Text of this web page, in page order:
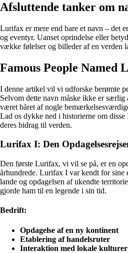
Afsluttende tanker om
Lurifax er mere end bare et navn – det
og eventyr. Uanset oprindelse eller
vække følelser og billeder af en verden
Famous People Named
I denne artikel vil vi udforske berømte
Selvom dette navn måske ikke er
været båret af nogle
Lad os dykke ned i historierne om
deres bidrag til verden.
Lurifax I: Den
Den første Lurifax, vi vil se på, er en
århundrede. Lurifax I var kendt for sine
lande og opdagelsen af ukendte
gjorde ham til en legende i sin tid.
Bedrift:
Opdagelse af en ny kontinent
Etablering af handelsruter
Interaktion med lokale kulturer